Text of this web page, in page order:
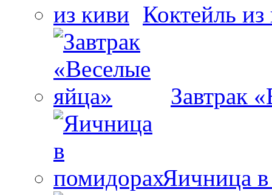
Коктейль из
Завтрак
Яичница